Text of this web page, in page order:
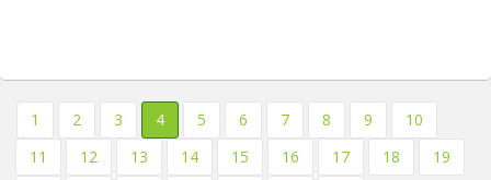
1 2 3 4 5 6 7 8 9
10
11
12 13 14 15 16 17 18
19